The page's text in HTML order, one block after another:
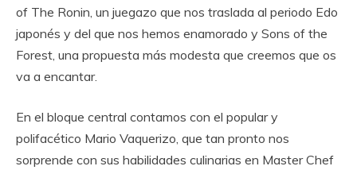
of The Ronin, un juegazo que nos traslada al periodo Edo
japonés y del que nos hemos enamorado y Sons of the
Forest, una propuesta más modesta que creemos que os
va a encantar.
En el bloque central contamos con el popular y
polifacético Mario Vaquerizo, que tan pronto nos
sorprende con sus habilidades culinarias en Master Chef